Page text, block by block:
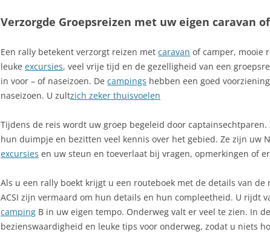
Verzorgde Groepsreizen met uw eigen caravan
Een rally betekent verzorgt reizen met caravan of camper, mooie
leuke excursies, veel vrije tijd en de gezelligheid van een
in voor – of naseizoen. De campings hebben een goed
naseizoen. U zultzich zeker thuisvoelen
Tijdens de reis wordt uw groep begeleid door
hun duimpje en bezitten veel kennis over het gebied. Ze zijn uw
excursies en uw steun en toeverlaat bij vragen, opmerkingen of
Als u een rally boekt krijgt u een routeboek met de details van de
ACSI zijn vermaard om hun details en hun compleetheid. U rijdt
camping B in uw eigen tempo. Onderweg valt er veel te zien. In
bezienswaardigheid en leuke tips voor onderweg, zodat u niets